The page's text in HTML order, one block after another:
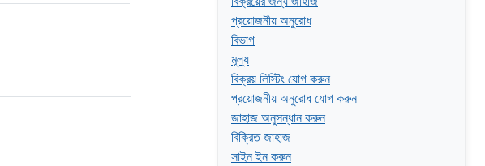
প্রয়োজনীয় অনুরোধ
বিভাগ
মূল্য
বিক্রয় লিস্টিং যোগ করুন
প্রয়োজনীয় অনুরোধ যোগ করুন
জাহাজ অনুসন্ধান করুন
বিক্রিত জাহাজ
সাইন ইন করুন